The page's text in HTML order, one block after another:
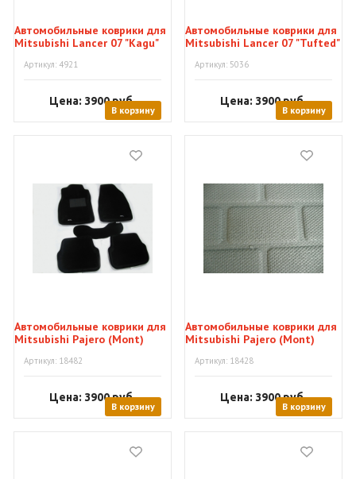
Автомобильные коврики для
Mitsubishi Lancer 07 "Kagu"
Артикул: 4921
Цена: 3900руб.
В корзину
Автомобильные коврики для
Mitsubishi Lancer 07 "Tufted"
Артикул: 5036
Цена: 3900руб.
В корзину
Автомобильные коврики для
Mitsubishi Pajero (Mont)
Артикул: 18482
Цена: 3900руб.
В корзину
Автомобильные коврики для
Mitsubishi Pajero (Mont)
Артикул: 18428
Цена: 3900руб.
В корзину